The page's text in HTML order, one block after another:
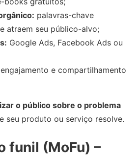
palavras-chave
atraem seu público-alvo;
Google Ads, Facebook Ads ou
engajamento e compartilhamento
o público sobre o problema
seu produto ou serviço resolve.
funil (MoFu) –